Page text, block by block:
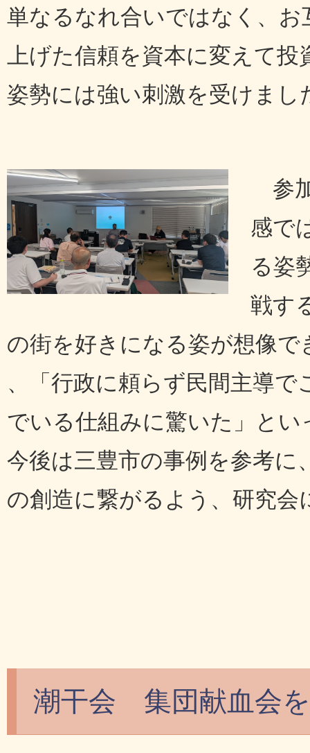
単なるなれ合いではなく、
上げた信頼を資本に変えて
姿勢には強い刺激を受けまし
参
感で
る姿
戦す
の街を好きになる姿が想像で
、「行政に頼らず民間主導
でいる仕組みに驚いた」と
今後は三豊市の事例を参考に
の創造に繋がるよう、研究
潮干会 集団献血会